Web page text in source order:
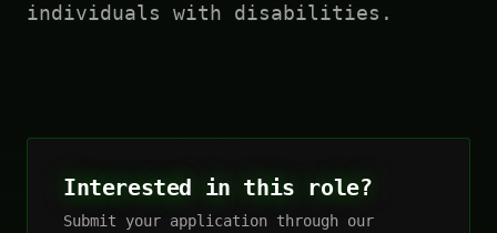
individuals with disabilities.
Interested in this role?
Submit your application through our